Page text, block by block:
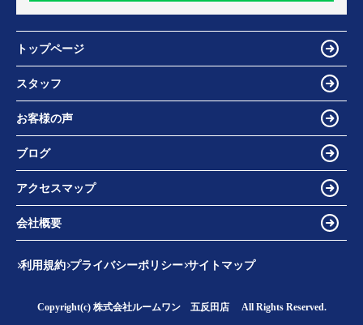
トップページ
スタッフ
お客様の声
ブログ
アクセスマップ
会社概要
利用規約 プライバシーポリシー サイトマップ
Copyright(c) 株式会社ルームワン 五反田店 All Rights Reserved.